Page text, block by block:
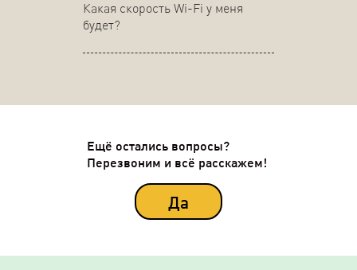
Какая скорость Wi-Fi у меня
будет?
Ещё остались вопросы?
Перезвоним и всё расскажем!
Да